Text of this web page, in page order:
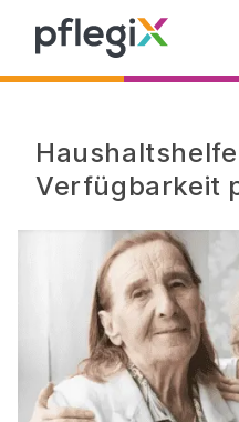
Verfügbarkeit